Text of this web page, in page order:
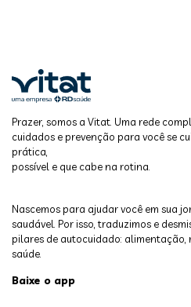
Prazer, somos a Vitat. Uma rede
cuidados e prevenção para você se
prática,
possível e que cabe na rotina.
Nascemos para ajudar você em sua
saudável. Por isso, traduzimos e
pilares de autocuidado: alimentação,
saúde.
Baixe o app